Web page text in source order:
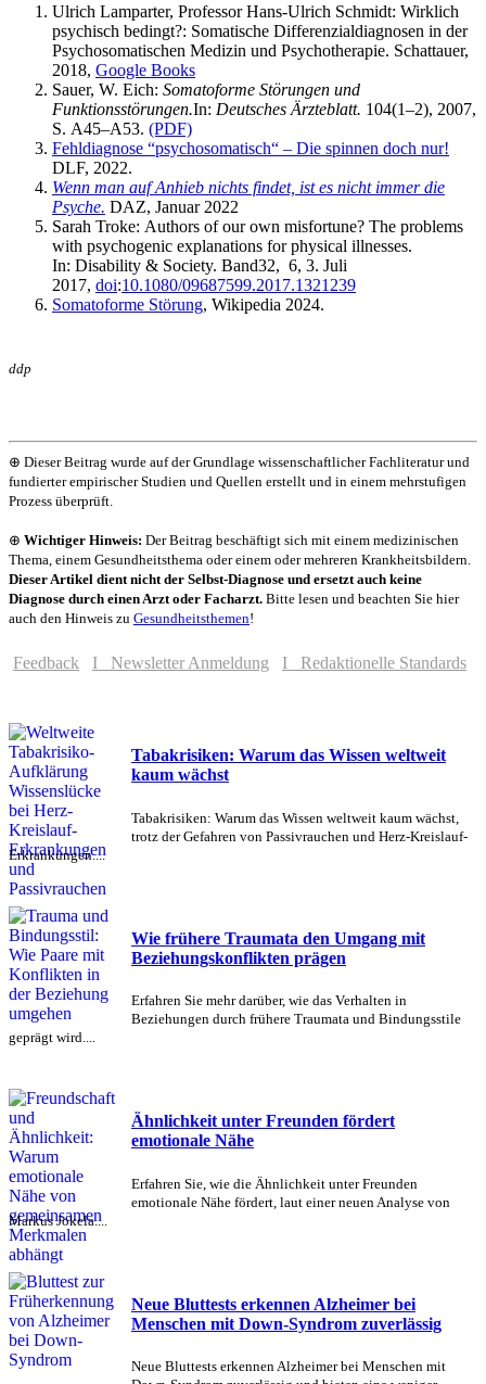
Ulrich Lamparter, Professor Hans-Ulrich Schmidt: Wirklich
psychisch bedingt?: Somatische Differenzialdiagnosen in der
Psychosomatischen Medizin und Psychotherapie. Schattauer,
2018, Google Books
Sauer, W. Eich: Somatoforme Störungen und
Funktionsstörungen.In: Deutsches Ärzteblatt. 104(1–2), 2007,
S. A45–A53. (PDF)
Fehldiagnose “psychosomatisch“ – Die spinnen doch nur!
DLF, 2022.
Wenn man auf Anhieb nichts findet, ist es nicht immer die
Psyche. DAZ, Januar 2022
Sarah Troke: Authors of our own misfortune? The problems
with psychogenic explanations for physical illnesses.
In: Disability & Society. Band32, 6, 3. Juli
2017, doi:10.1080/09687599.2017.1321239
Somatoforme Störung, Wikipedia 2024.
ddp
⊕ Dieser Beitrag wurde auf der Grundlage wissenschaftlicher Fachliteratur und
fundierter empirischer Studien und Quellen erstellt und in einem mehrstufigen
Prozess überprüft.
⊕ Wichtiger Hinweis: Der Beitrag beschäftigt sich mit einem medizinischen
Thema, einem Gesundheitsthema oder einem oder mehreren Krankheitsbildern.
Dieser Artikel dient nicht der Selbst-Diagnose und ersetzt auch keine
Diagnose durch einen Arzt oder Facharzt. Bitte lesen und beachten Sie hier
auch den Hinweis zu Gesundheitsthemen!
Feedback I Newsletter Anmeldung I Redaktionelle Standards
Tabakrisiken: Warum das Wissen weltweit
kaum wächst
Tabakrisiken: Warum das Wissen weltweit kaum wächst,
trotz der Gefahren von Passivrauchen und Herz-Kreislauf-
Erkrankungen....
Wie frühere Traumata den Umgang mit
Beziehungskonflikten prägen
Erfahren Sie mehr darüber, wie das Verhalten in
Beziehungen durch frühere Traumata und Bindungsstile
geprägt wird....
Ähnlichkeit unter Freunden fördert
emotionale Nähe
Erfahren Sie, wie die Ähnlichkeit unter Freunden
emotionale Nähe fördert, laut einer neuen Analyse von
Markus Jokela....
Neue Bluttests erkennen Alzheimer bei
Menschen mit Down-Syndrom zuverlässig
Neue Bluttests erkennen Alzheimer bei Menschen mit